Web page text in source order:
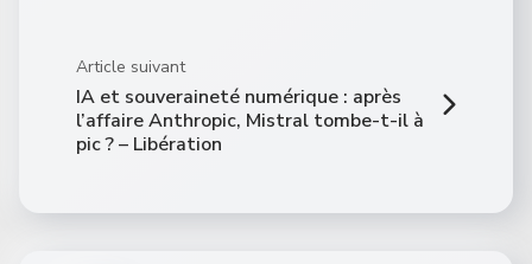
Article suivant
IA et souveraineté numérique : après
l’affaire Anthropic, Mistral tombe-t-il à
pic ? – Libération